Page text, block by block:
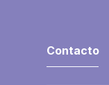
Contacto